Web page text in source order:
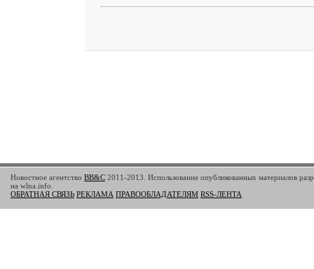
Новостное агентство BB&C 2011-2013. Использование опубликованных материалов
на wlna.info.
ОБРАТНАЯ СВЯЗЬ РЕКЛАМА ПРАВООБЛАДАТЕЛЯМ RSS-ЛЕНТА